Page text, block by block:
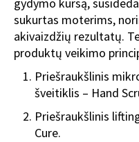
gydymo kursą,
sukurtas moterims,
akivaizdžių rezultatų.
produktų veikimo
Priešraukšlinis
šveitiklis – Hand
Priešraukšlinis
Cure.